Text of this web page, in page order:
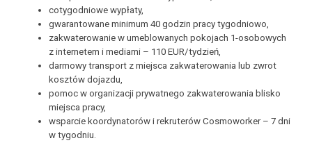
cotygodniowe wypłaty,
gwarantowane minimum 40 godzin pracy tygodniowo,
zakwaterowanie w umeblowanych pokojach 1-osobowych
z internetem i mediami – 110 EUR/tydzień,
darmowy transport z miejsca zakwaterowania lub zwrot
kosztów dojazdu,
pomoc w organizacji prywatnego zakwaterowania blisko
miejsca pracy,
wsparcie koordynatorów i rekruterów Cosmoworker – 7 dni
w tygodniu.